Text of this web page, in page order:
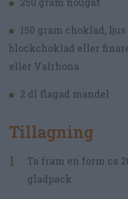
150 gram choklad,
blockchoklad eller
eller Valrhona
2 dl flagad mandel
Tillagning
Ta fram en form ca
gladpack.